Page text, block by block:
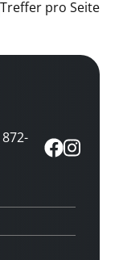
Treffer pro Seite